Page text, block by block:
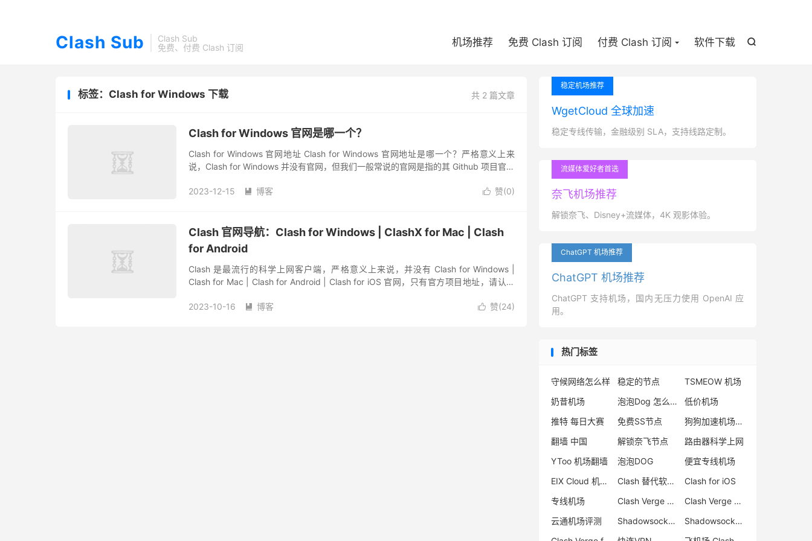
Clash Sub
Clash Sub
免费、付费 Clash 订阅

机场推荐 免费 Clash 订阅 付费 Clash 订阅 软件下载
共 2 篇文章
标签：Clash for Windows 下载
Clash for Windows 官网是哪一个？
Clash for Windows 官网地址 Clash for Windows 官网地址是哪一个？严格意义上来
说，Clash for Windows 并没有官网，但我们一般常说的官网是指的其 Github 项目官方
 赞(0)
2023-12-15  博客
Clash 官网导航：Clash for Windows | ClashX for Mac | Clash
for Android
Clash 是最流行的科学上网客户端，严格意义上来说，并没有 Clash for Windows |
Clash for Mac | Clash for Android | Clash for iOS 官网，只有官方项目地址，请认准
 赞(24)
2023-10-16  博客
稳定机场推荐
WgetCloud 全球加速
稳定专线传输，金融级别 SLA，支持线路定制。
流媒体爱好者首选
奈飞机场推荐
解锁奈飞、Disney+流媒体，4K 观影体验。
ChatGPT 机场推荐
ChatGPT 机场推荐
ChatGPT 支持机场，国内无压力使用 OpenAI 应
用。
热门标签
守候网络怎么样 稳定的节点
TSMEOW 机场
奶昔机场
泡泡Dog 怎么样
低价机场
推特 每日大赛
免费SS节点
狗狗加速机场怎么样
翻墙 中国
解锁奈飞节点
路由器科学上网
YToo 机场翻墙
泡泡DOG
便宜专线机场
EIX Cloud 机场评测
Clash 替代软件推荐
Clash for iOS
专线机场
Clash Verge 官网
Clash Verge 下载
云通机场评测
Shadowsocks Trojan 区别
Shadowsocks-2022 协议